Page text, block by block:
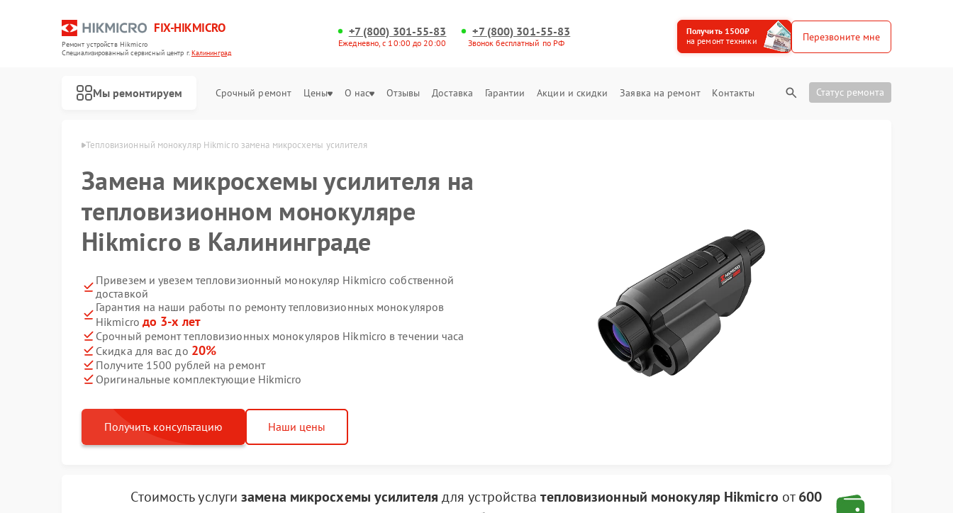
FIX-HIKMICRO
Ремонт устройств Hikmicro
Специализированный cервисный центр г.Калининград
+7 (800) 301-55-83
Ежедневно, с 10:00 до 20:00
+7 (800) 301-55-83
Звонок бесплатный по РФ
Получить 1500₽
на ремонт техники
Перезвоните мне
Мы ремонтируем Срочный ремонт Цены О нас Отзывы Доставка Гарантии Акции и скидки Заявка на ремонт Контакты Статус ремонта
в Калининграде Тепловизионный монокуляр Hikmicro замена микросхемы усилителя
Замена микросхемы усилителя на
тепловизионном монокуляре
Hikmicro в Калининграде
Привезем и увезем тепловизионный монокуляр Hikmicro собственной
доставкой
Гарантия на наши работы по ремонту тепловизионных монокуляров
Hikmicro до 3-х лет
Срочный ремонт тепловизионных монокуляров Hikmicro в течении часа
Скидка для вас до 20%
Получите 1500 рублей на ремонт
Оригинальные комплектующие Hikmicro
Получить консультацию Наши цены
Стоимость услугизамена микросхемы усилителя для устройстватепловизионный монокуляр Hikmicro от600